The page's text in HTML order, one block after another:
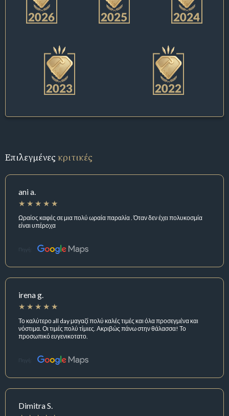
Επιλεγμένεςκριτικές
ani a.
Ωραίος καφές σε μια πολύ ωραία παραλία . Όταν δεν έχει πολυκοσμία
είναι υπέροχα
Πηγή:
irena g.
Το καλύτερο all day μαγαζί πολύ καλές τιμές και όλα προσεγμένα και
νόστιμα. Οι τιμές πολύ τίμιες. Ακριβώς πάνω στην θάλασσα! Το
προσωπικό ευγενικοτατο.
Πηγή:
Dimitra S.